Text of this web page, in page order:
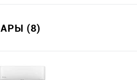
(8)